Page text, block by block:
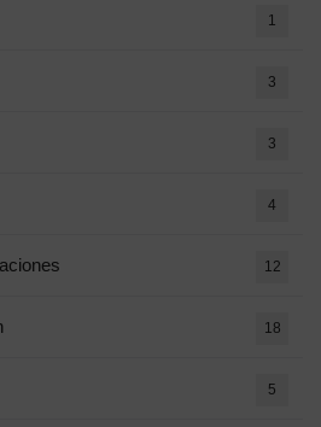
1
3
3
4
12
18
5